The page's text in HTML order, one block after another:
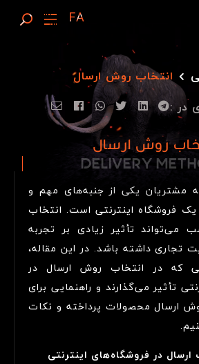
انتخاب روش ارسال
در :
روش ارسال
DELIVERY
DELIVERY METH
مشتریان یکی از جنبه‌های مهم و
یک فروشگاه اینترنتی است. انتخاب
می‌تواند تأثیر زیادی بر تجربه
تجاری داشته باشد. در این مقاله،
که در انتخاب روش ارسال در
تأثیر می‌گذارند و راهنمایی برای
ارسال محصولات پرداخته و نکات
در فروشگاه‌های اینترنتی